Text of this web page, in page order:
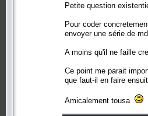
Petite question
Pour coder
envoyer une série de
A moins qu'il ne faille
Ce point me parait
que faut-il en faire
Amicalement tousa